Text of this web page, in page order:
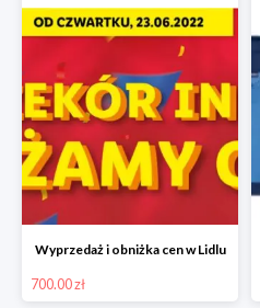
Wyprzedaż i obniżka cen w Lidlu
700.00 zł